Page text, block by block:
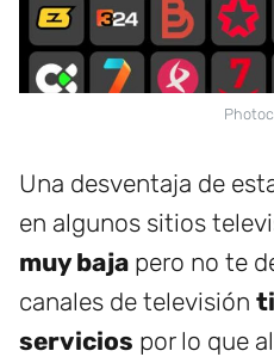
Una desventaja de
en algunos sitios
muy baja pero no te
canales de televisión
servicios por lo que